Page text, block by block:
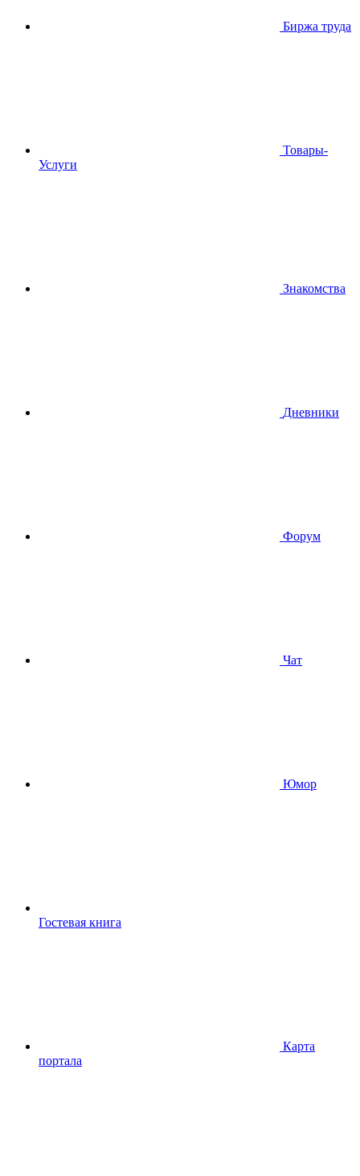
Биржа труда
Товары-
Услуги
Знакомства
Дневники
Форум
Чат
Юмор
Гостевая книга
Карта
портала